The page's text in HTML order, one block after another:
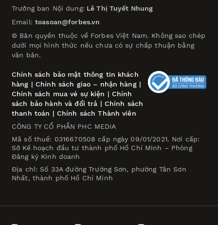
Trưởng ban Nội dung: Lê Thị Tuyết Nhung
Email: toasoan@forbes.vn
© Bản quyền thuộc về Forbes Việt Nam. Không sao chép
dưới mọi hình thức nếu chưa có sự chấp thuận bằng
văn bản.
Chính sách bảo mật thông tin khách
hàng | Chính sách giao – nhận hàng|
Chính sách mua vé sự kiện | Chính
sách bảo hành và đổi trả | Chính sách
thanh toán | Chính sách Thành viên
CÔNG TY CỔ PHẦN PHC MEDIA
Mã số thuế: 0316670508 cấp ngày 09/01/2021. Nơi cấp:
Sở Kế hoạch đầu tư thành phố Hồ Chí Minh – Phòng
Đăng ký Kinh doanh
Địa chỉ: Số 33A đường Trường Sơn, phường Tân Sơn
Nhất, thành phố Hồ Chí Minh